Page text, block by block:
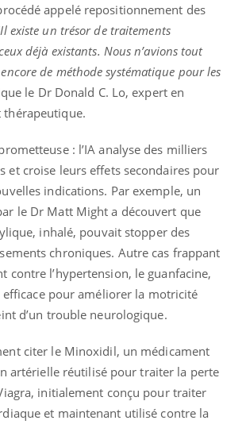
appelé repositionnement des
existe un trésor de traitements
déjà existants. Nous n’avions tout
de méthode systématique pour les
le Dr Donald C. Lo, expert en
thérapeutique.
: l’IA analyse des milliers
et croise leurs effets secondaires pour
indications. Par exemple, un
le Dr Matt Might a découvert que
inhalé, pouvait stopper des
chroniques. Autre cas frappant
contre l’hypertension, le guanfacine,
efficace pour améliorer la motricité
d’un trouble neurologique.
citer le Minoxidil, un médicament
artérielle réutilisé pour traiter la perte
initialement conçu pour traiter
et maintenant utilisé contre la